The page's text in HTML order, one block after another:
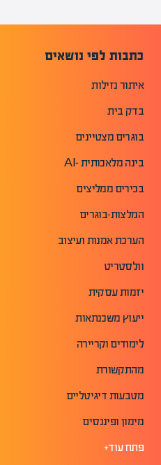
כתבות לפי נושאים
איתור נזילות
בדק בית
בוגרים מצטיינים
בינה מלאכותית -AI
בכירים ממליצים
המלצות-בוגרים
הערכת אמנות ועיצוב
וולסטריט
יזמות עסקית
ייעוץ משכנתאות
לימודים וקריירה
מהתקשורת
מטבעות דיגיטליים
מימון ופיננסים
פתח עוד+